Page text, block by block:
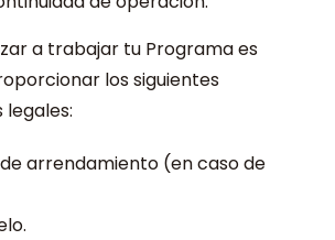
a trabajar tu Programa es
los siguientes
arrendamiento (en caso de